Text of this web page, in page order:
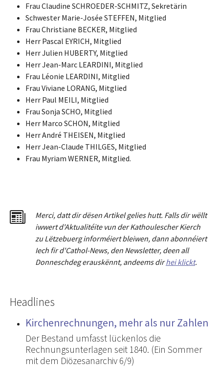
Frau Claudine SCHROEDER-SCHMITZ, Sekretärin
Schwester Marie-Josée STEFFEN, Mitglied
Frau Christiane BECKER, Mitglied
Herr Pascal EYRICH, Mitglied
Herr Julien HUBERTY, Mitglied
Herr Jean-Marc LEARDINI, Mitglied
Frau Léonie LEARDINI, Mitglied
Frau Viviane LORANG, Mitglied
Herr Paul MEILI, Mitglied
Frau Sonja SCHO, Mitglied
Herr Marco SCHON, Mitglied
Herr André THEISEN, Mitglied
Herr Jean-Claude THILGES, Mitglied
Frau Myriam WERNER, Mitglied.
Merci, dattdir dësen Artikel gelies hutt. Falls dir wëllt
iwwert d'Aktualitéite vun der Kathoulescher Kierch
zu Lëtzebuerg informéiert bleiwen, dann abonnéiert
Iech fir d'Cathol-News, den Newsletter, deen all
Donneschdeg erauskënnt, andeems dirhei klickt.
Headlines
Kirchenrechnungen, mehr als nur Zahlen
Der Bestand umfasst lückenlos die
Rechnungsunterlagen seit 1840. (Ein Sommer
mit dem Diözesanarchiv 6/9)